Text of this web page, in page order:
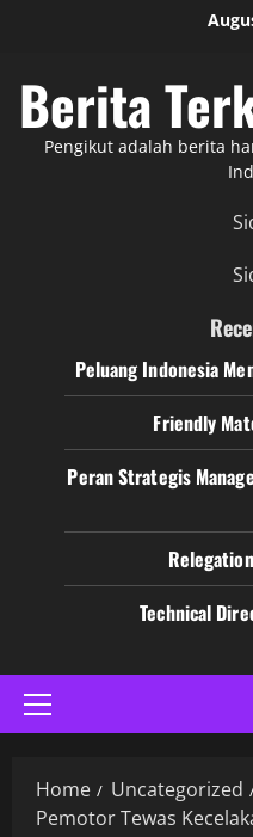
Berita
Pengikut adalah berita
Peluang Indonesia
Friendly
Peran Strategis
Technical
Primary
Menu
Home
Uncategorized
Pemotor Tewas